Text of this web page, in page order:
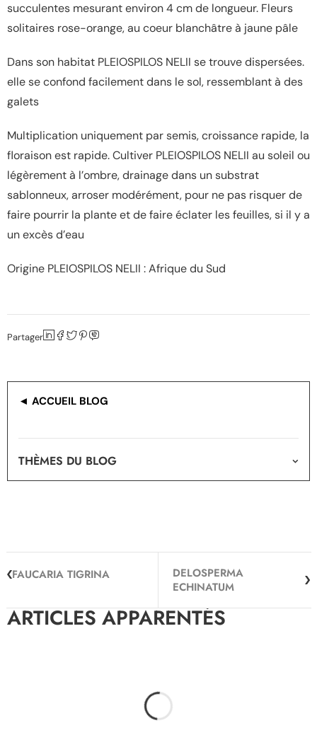
succulentes mesurant environ 4 cm de longueur. Fleurs
solitaires rose-orange, au coeur blanchâtre à jaune pâle
Dans son habitat PLEIOSPILOS NELII se trouve dispersées.
elle se confond facilement dans le sol, ressemblant à des
galets
Multiplication uniquement par semis, croissance rapide, la
floraison est rapide. Cultiver PLEIOSPILOS NELII au soleil ou
légèrement à l’ombre, drainage dans un substrat
sablonneux, arroser modérément, pour ne pas risquer de
faire pourrir la plante et de faire éclater les feuilles, si il y a
un excès d’eau
Origine PLEIOSPILOS NELII : Afrique du Sud
Partager
◄ ACCUEIL BLOG
THÈMES DU BLOG
FAUCARIA TIGRINA
DELOSPERMA
ECHINATUM
ARTICLES APPARENTÉS